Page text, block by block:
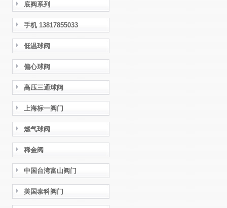
底阀系列
手机 13817855033
低温球阀
偏心球阀
高压三通球阀
上海标一阀门
燃气球阀
稀金阀
中国台湾富山阀门
美国泰科阀门